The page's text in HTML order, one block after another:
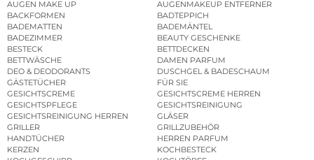
AUGEN MAKE UP
AUGENMAKEUP ENTFERNER
BACKFORMEN
BADTEPPICH
BADEMATTEN
BADEMÄNTEL
BADEZIMMER
BEAUTY GESCHENKE
BESTECK
BETTDECKEN
BETTWÄSCHE
DAMEN PARFUM
DEO & DEODORANTS
DUSCHGEL & BADESCHAUM
GÄSTETÜCHER
FÜR SIE
GESICHTSCREME
GESICHTSCREME HERREN
GESICHTSPFLEGE
GESICHTSREINIGUNG
GESICHTSREINIGUNG HERREN
GLÄSER
GRILLER
GRILLZUBEHÖR
HANDTÜCHER
HERREN PARFUM
KERZEN
KOCHBESTECK